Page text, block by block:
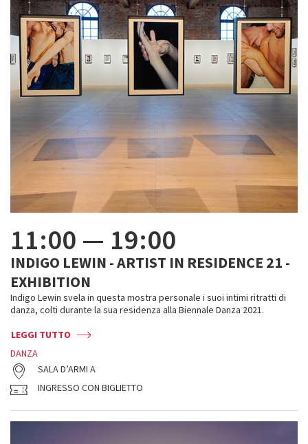
11:00 — 19:00
INDIGO LEWIN - ARTIST IN RESIDENCE 21 -
EXHIBITION
Indigo Lewin svela in questa mostra personale i suoi intimi ritratti di
danza, colti durante la sua residenza alla Biennale Danza 2021.
LEGGI TUTTO
DANZA
SALA D’ARMI A
INGRESSO CON BIGLIETTO